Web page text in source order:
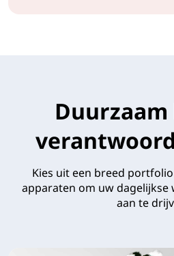
Kies uit een breed
apparaten om uw
aan te